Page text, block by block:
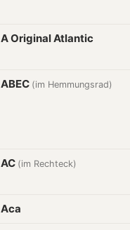
A Original Atlantic
ABEC (im Hemmungsrad)
AC (im Rechteck)
Aca